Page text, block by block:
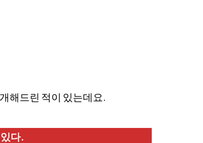
해드린 적이 있는데요.
다.